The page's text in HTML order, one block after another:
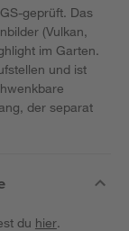
geprüft. Das
(Vulkan,
im Garten.
und ist
der separat
du hier.